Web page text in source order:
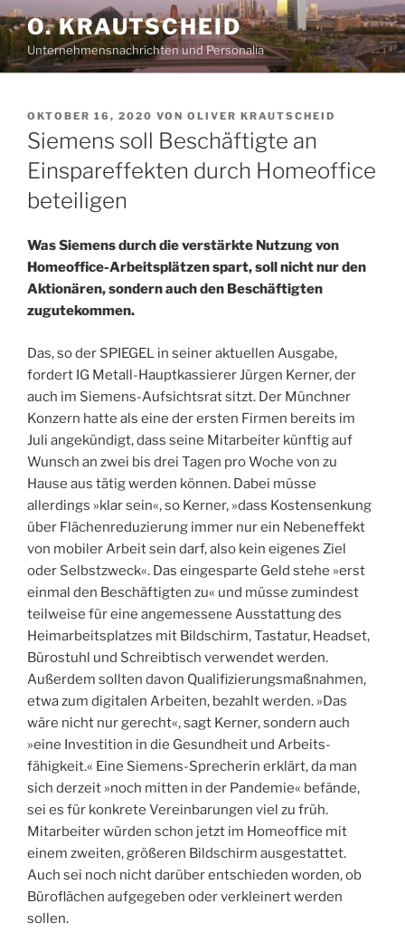
Zum
Inhalt
springen
O. KRAUTSCHEID
Unternehmensnachrichten und Personalia
VERÖFFENTLICHT
AM
OKTOBER 16, 2020 VON OLIVER KRAUTSCHEID
Siemens soll Beschäftigte an
Einspareffekten durch Homeoffice
beteiligen
Was Siemens durch die verstärkte Nutzung von
Home­office-Arbeitsplätzen spart, soll nicht nur den
Aktionären, sondern auch den Beschäftigten
zugutekommen.
Das, so der SPIEGEL in seiner aktuellen Ausgabe,
fordert IG Metall-Hauptkassierer Jürgen Kerner, der
auch im Siemens-Aufsichtsrat sitzt. Der Münchner
Konzern hatte als eine der ersten Firmen bereits im
Juli angekündigt, dass seine Mitarbeiter künftig auf
Wunsch an zwei bis drei Tagen pro Woche von zu
Hause aus tätig werden können. Dabei müsse
allerdings »klar sein«, so Kerner, »dass Kostensenkung
über Flächenreduzierung immer nur ein Nebeneffekt
von mobiler Arbeit sein darf, also kein eigenes Ziel
oder Selbstzweck«. Das eingesparte Geld stehe »erst
einmal den Be­schäftigten zu« und müsse zumindest
teilweise für eine angemessene Ausstattung des
Heimarbeitsplatzes mit Bildschirm, Tastatur, Headset,
Bürostuhl und Schreibtisch verwendet werden.
Außerdem sollten davon Qualifizierungsmaßnahmen,
etwa zum digitalen Arbeiten, bezahlt werden. »Das
wäre nicht nur gerecht«, sagt Kerner, sondern auch
»eine Investition in die Gesundheit und Arbeits­
fähigkeit.« Eine Siemens-Sprecherin erklärt, da man
sich derzeit »noch mitten in der Pandemie« befände,
sei es für konkrete Vereinbarungen viel zu früh.
Mitarbeiter würden schon jetzt im Homeoffice mit
einem zweiten, größeren Bildschirm ausgestattet.
Auch sei noch nicht darüber entschieden worden, ob
Büroflächen aufgegeben oder verkleinert werden
sollen.